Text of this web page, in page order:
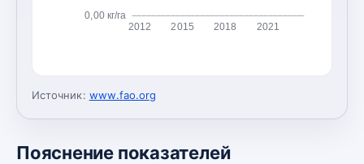
0,00 кг/га
2012 2015 2018 2021
Источник: www.fao.org
Пояснение показателей